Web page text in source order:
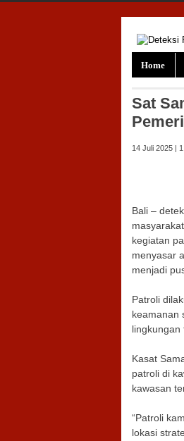
Home
Sat
14 Juli 2025 |
Bali –
kegiatan
menyasar
menjadi
Patroli
keamanan
lingkungan
Kasat
patroli di
kawasan
“Patroli
lokasi